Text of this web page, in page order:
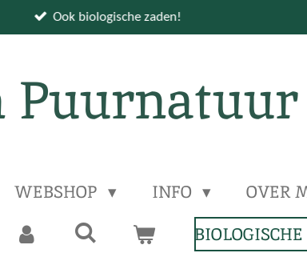
Ook biologische zaden!
WEBSHOP INFO OVER